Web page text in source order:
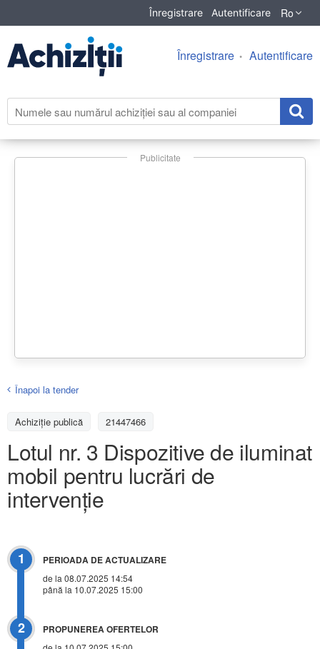
Înregistrare Autentificare Ro
Înregistrare Autentificare
Publicitate
Înapoi la tender
Achiziţie publică 21447466
Lotul nr. 3 Dispozitive de iluminat
mobil pentru lucrări de
intervenție
1 PERIOADA DE ACTUALIZARE
de la 08.07.2025 14:54
până la 10.07.2025 15:00
2 PROPUNEREA OFERTELOR